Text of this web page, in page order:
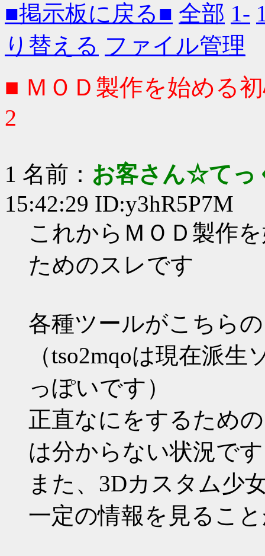
■掲示板に戻る■ 全部 1-
り替える ファイル管理
■ ＭＯＤ製作を始める
2
1 名前： お客さん☆てっ
15:42:29 ID:y3hR5P7M
これからＭＯＤ製作
ためのスレです
各種ツールがこちら
（tso2mqoは現在派
っぽいです）
正直なにをするため
は分からない状況です
また、3Dカスタム少
一定の情報を見るこ